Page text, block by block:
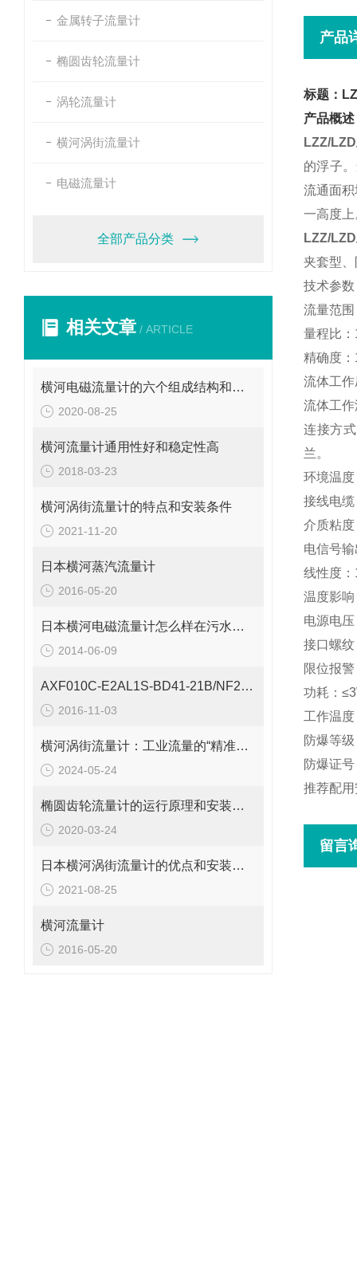
金属转子流量计
椭圆齿轮流量计
涡轮流量计
横河涡街流量计
电磁流量计
全部产品分类
相关文章 / ARTICLE
横河电磁流量计的六个组成结构和七个特点
2020-08-25
横河流量计通用性好和稳定性高
2018-03-23
横河涡街流量计的特点和安装条件
2021-11-20
日本横河蒸汽流量计
2016-05-20
日本横河电磁流量计怎么样在污水处理中应用
2014-06-09
AXF010C-E2AL1S-BD41-21B/NF2/CH
2016-11-03
横河涡街流量计：工业流量的“精准测量师”
2024-05-24
椭圆齿轮流量计的运行原理和安装使用介绍
2020-03-24
日本横河涡街流量计的优点和安装使用条件说明
2021-08-25
横河流量计
2016-05-20
产品
标题：
产品概述
LZZ/
的浮子
流通面
一高度
LZZ/
夹套型
技术参数
流量范
量程比
精确度
流体工
流体工
连接方
兰。
环境温
接线电
介质粘
电信号
线性度：
温度影
电源电
接口螺
限位报
功耗：
工作温
防爆等
防爆证
推荐配
留言